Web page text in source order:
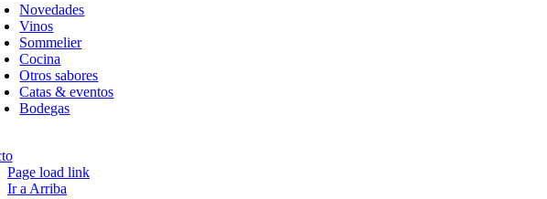
Novedades
Vinos
Sommelier
Cocina
Otros sabores
Catas & eventos
Bodegas
Page load link
Ir a Arriba